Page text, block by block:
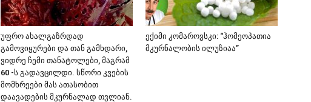
უფრო ახალგაზრდად
გამოვიყურები და თან გამხდარი,
ვიდრე ჩემი თანატოლები, მაგრამ
60 -ს გადავცილდი. სწორი კვების
მომხრეები მას ათასობით
დაავადების მკურნალად თვლიან.
ექიმი კომაროვსკი: “ჰომეოპათია
მკურნალობის ილუზიაა”